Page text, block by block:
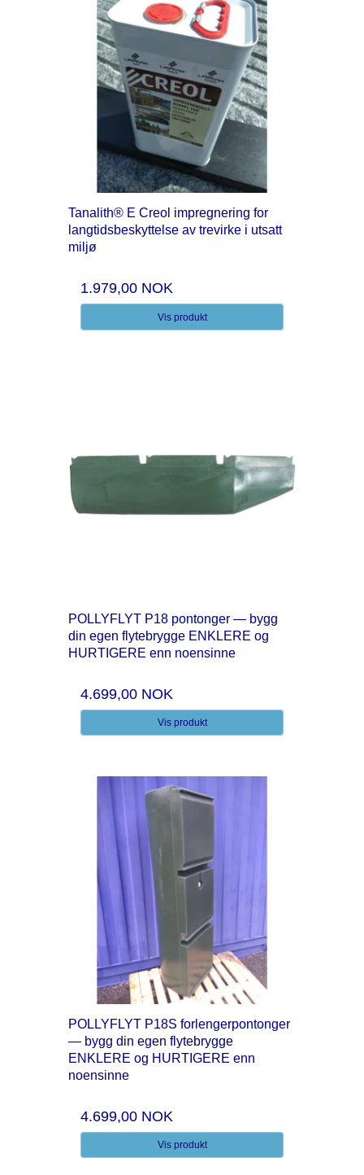
Tanalith® E Creol impregnering for
langtidsbeskyttelse av trevirke i utsatt
miljø
1.979,00 NOK
Vis produkt
POLLYFLYT P18 pontonger — bygg
din egen flytebrygge ENKLERE og
HURTIGERE enn noensinne
4.699,00 NOK
Vis produkt
POLLYFLYT P18S forlengerpontonger
— bygg din egen flytebrygge
ENKLERE og HURTIGERE enn
noensinne
4.699,00 NOK
Vis produkt